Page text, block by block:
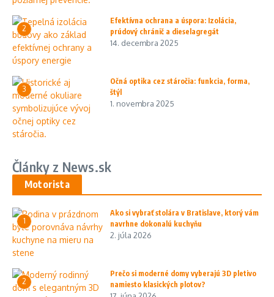
2
Efektívna ochrana a úspora: Izolácia,
prúdový chránič a dieselagregát
14. decembra 2025
3
Očná optika cez stáročia: funkcia, forma,
štýl
1. novembra 2025
Články z News.sk
Motorista
1
Ako si vybrať stolára v Bratislave, ktorý vám
navrhne dokonalú kuchyňu
2. júla 2026
2
Prečo si moderné domy vyberajú 3D pletivo
namiesto klasických plotov?